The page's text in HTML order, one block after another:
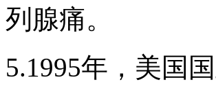
列腺痛。
5.1995年，美国